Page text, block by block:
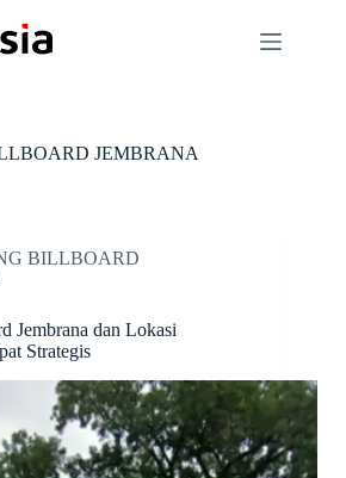
JEMBRANA
BILLBOARD
Jembrana dan Lokasi
Strategis